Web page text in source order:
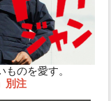
のを愛す。
別注